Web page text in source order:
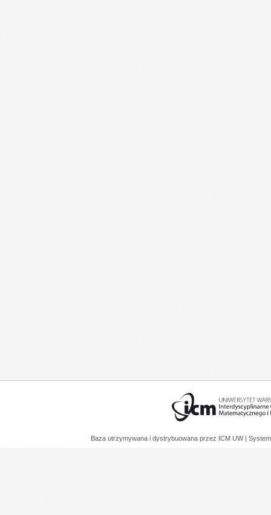
Baza utrzymywana i dystrybuowana przez ICM UW |